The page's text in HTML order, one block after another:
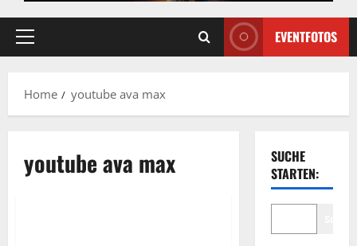
Primary
EVENTFOTOS
Home youtube ava max
youtube ava max
SUCHE
STARTEN: